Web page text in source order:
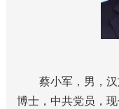
蔡小军，男，汉
博士，中共党员，